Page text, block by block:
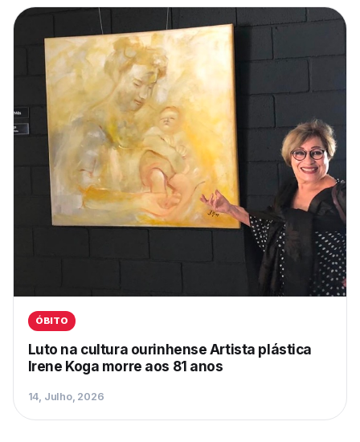
ÓBITO
Luto na cultura ourinhense Artista plástica
Irene Koga morre aos 81 anos
14, Julho, 2026